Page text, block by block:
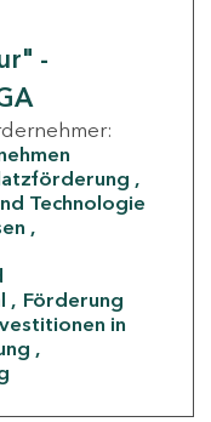
-
Technologie
Förderung
in